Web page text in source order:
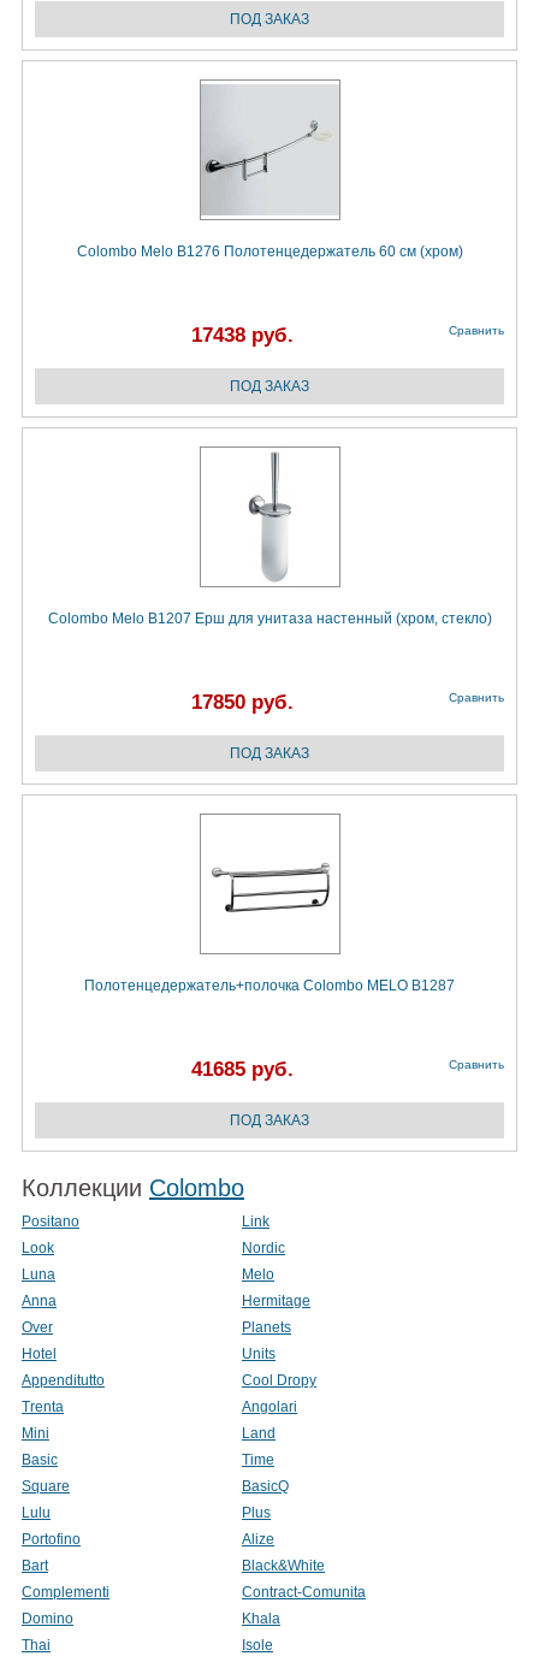
Colombo Melo B1276 Полотенцедержатель 60 см (хром)
17438 руб. Сравнить
Colombo Melo В1207 Ерш для унитаза настенный (хром, стекло)
17850 руб. Сравнить
Полотенцедержатель+полочка Colombo MELO B1287
41685 руб. Сравнить
Коллекции Colombo
Positano
Link
Look
Nordic
Luna
Melo
Anna
Hermitage
Over
Planets
Hotel
Units
Appenditutto
Cool Dropy
Trenta
Angolari
Mini
Land
Basic
Time
Square
BasicQ
Lulu
Plus
Portofino
Alize
Bart
Black&White
Complementi
Contract-Comunita
Domino
Khala
Thai
Isole